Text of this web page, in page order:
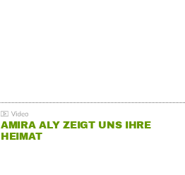
AMIRA ALY ZEIGT UNS IHRE
HEIMAT